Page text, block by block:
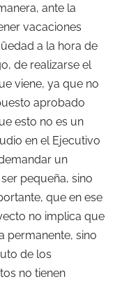
ante la
vacaciones
a la hora de
de realizarse el
viene, ya que no
aprobado
esto no es un
en el Ejecutivo
un
pequeña, sino
que en ese
no implica que
permanente, sino
de los
no tienen